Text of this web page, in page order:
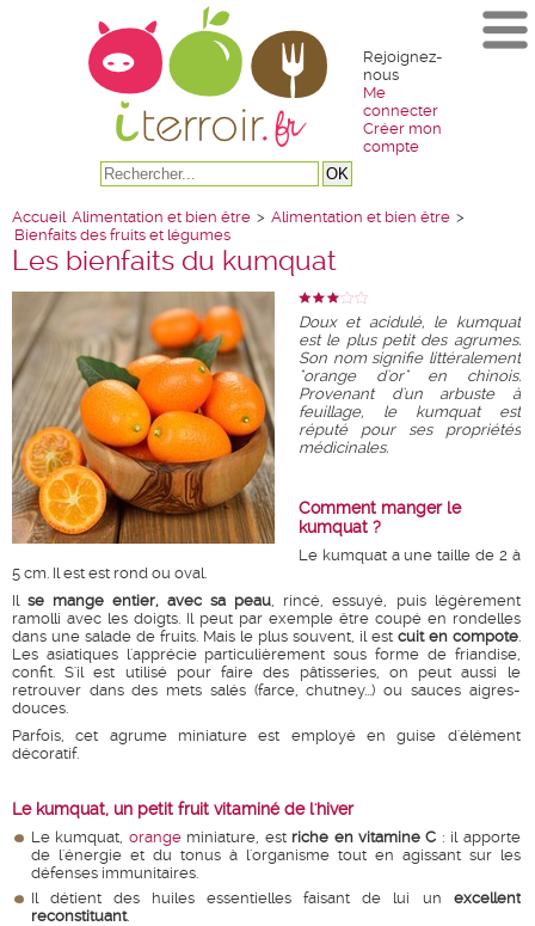
Rejoignez-
nous
Me
connecter
Créer mon
compte
Accueil Alimentation et bien être > Alimentation et bien être >
Bienfaits des fruits et légumes
Les bienfaits du kumquat
Doux et acidulé, le kumquat
est le plus petit des agrumes.
Son nom signifie littéralement
"orange d'or" en chinois.
Provenant d'un arbuste à
feuillage, le kumquat est
réputé pour ses propriétés
médicinales.
Comment manger le
kumquat ?
Le kumquat a une taille de 2 à
5 cm. Il est est rond ou oval.
Ilse mange entier, avec sa peau, rincé, essuyé, puis légèrement
ramolli avec les doigts. Il peut par exemple être coupé en rondelles
dans une salade de fruits. Mais le plus souvent, il est cuit en compote.
Les asiatiques l'apprécie particulièrement sous forme de friandise,
confit. S'il est utilisé pour faire des pâtisseries, on peut aussi le
retrouver dans des mets salés (farce, chutney...) ou sauces aigres-
douces.
Parfois, cet agrume miniature est employé en guise d'élément
décoratif.
Le kumquat, un petit fruit vitaminé de l'hiver
Le kumquat, orangeminiature, est riche en vitamine C : il apporte
de l'énergie et du tonus à l'organisme tout en agissant sur les
défenses immunitaires.
Il détient des huiles essentielles faisant de lui un excellent
reconstituant.